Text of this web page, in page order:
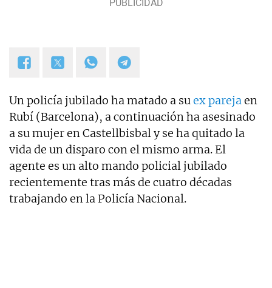
hasta el año 2019 y desde entonces colaboro con
libros "Los reyes latinos", "Red de mentiras" y "Tras
el muro".
Un policía jubilado ha matado a suex parejaen
Rubí (Barcelona), a continuación ha asesinado
a su mujer en Castellbisbal y se ha quitado la
vida de un disparo con el mismo arma. El
agente es un alto mando policial jubilado
recientemente tras más de cuatro décadas
trabajando en la Policía Nacional.